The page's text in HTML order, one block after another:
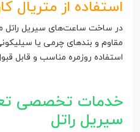
استفاده از متریال
در ساخت ساعت‌های سیریل راتل
مقاوم و بندهای چرمی یا
استفاده روزمره مناسب و قابل
خدمات تخصصی
سیریل راتل